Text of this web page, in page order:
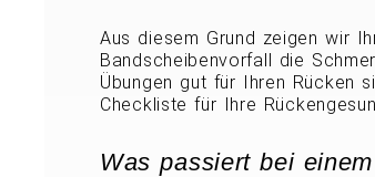
Aus diesem Grund zeigen wir
Bandscheibenvorfall die
Übungen gut für Ihren Rücken
Checkliste für Ihre
Was passiert bei